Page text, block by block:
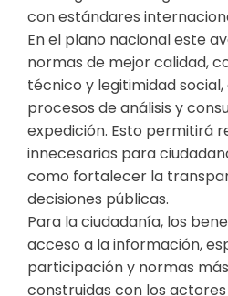
con estándares
En el plano nacional este
normas de mejor calidad,
técnico y legitimidad
procesos de análisis y
expedición. Esto permitirá
innecesarias para
como fortalecer la
decisiones públicas.
Para la ciudadanía, los
acceso a la información,
participación y normas
construidas con los